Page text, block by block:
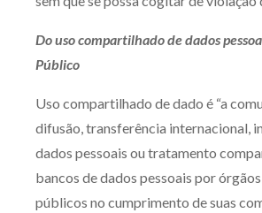
Do uso compartilhado de dados
Público
Uso compartilhado de dado é “a
difusão, transferência internacional,
dados pessoais ou tratamento
bancos de dados pessoais por
públicos no cumprimento de suas